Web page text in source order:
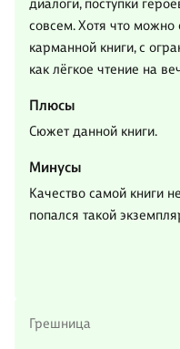
диалоги, поступки
совсем. Хотя что можно
карманной книги, с
как лёгкое чтение на
Плюсы
Сюжет данной книги.
Минусы
Качество самой книги
попался такой
Грешница